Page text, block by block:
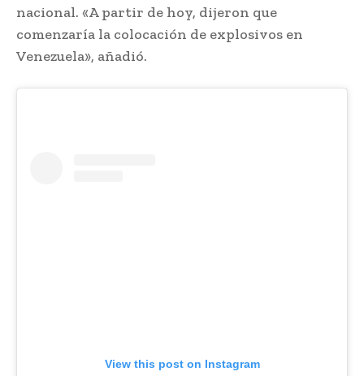
nacional. «A partir de hoy, dijeron que
comenzaría la colocación de explosivos en
Venezuela», añadió.
View this post on Instagram